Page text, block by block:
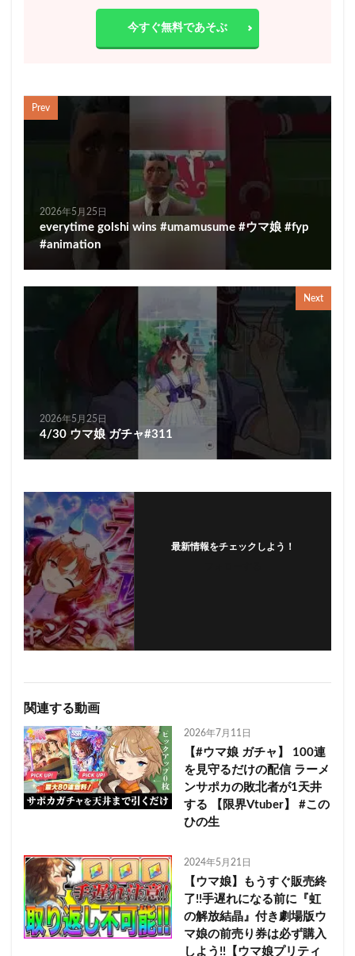
今すぐ無料であそぶ
Prev
2026年5月25日
everytime golshi wins #umamusume #ウマ娘 #fyp
#animation
Next
2026年5月25日
4/30 ウマ娘 ガチャ#311
最新情報をチェックしよう！
関連する動画
2026年7月11日
【#ウマ娘 ガチャ】 100連
を見守るだけの配信 ラーメ
ンサポカの敗北者が1天井
する 【限界Vtuber】 #この
ひの生
2024年5月21日
【ウマ娘】もうすぐ販売終
了!!手遅れになる前に『虹
の解放結晶』付き劇場版ウ
マ娘の前売り券は必ず購入
しよう!!【ウマ娘プリティ